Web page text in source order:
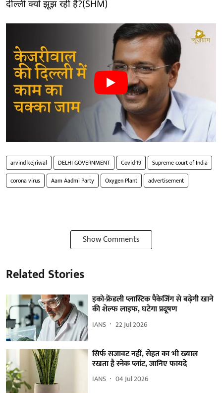
दील्ली क्यों झूझ रही है?(SHM)
arvind kejriwal DELHI GOVERNMENT Covid-19
Supreme court of India
corona virus
Aam Aadmi Party Oxygen Plant advertisement
Show Comments
Related Stories
इको-फ्रेंडली प्लास्टिक पैकेजिंग से बढ़ेगी खाने
की शेल्फ लाइफ, घटेगा प्रदूषण
IANS 22 Jul 2026
सिर्फ सजावट नहीं, सेहत का भी ख्याल
रखता है स्नेक प्लांट, जानिए फायदे
IANS 04 Jul 2026